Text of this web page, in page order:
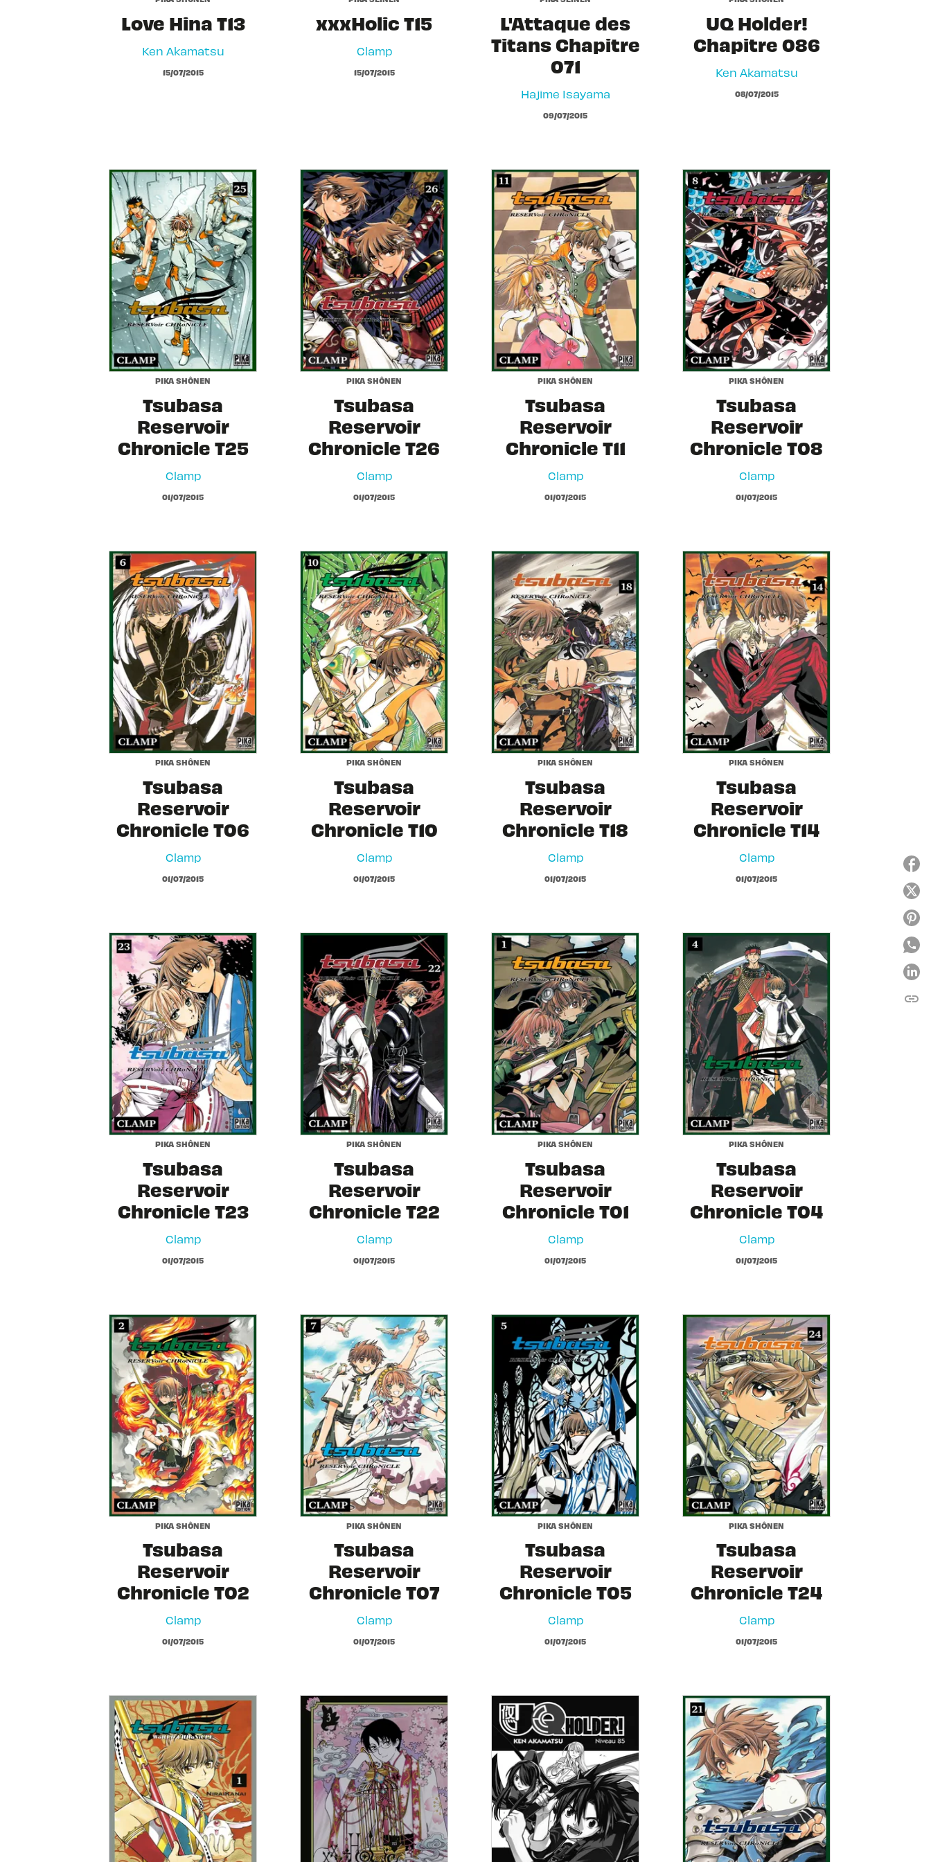
Love Hina T13
Ken Akamatsu
15/07/2015
xxxHolic T15
Clamp
15/07/2015
L'Attaque des
Titans Chapitre
071
Hajime Isayama
09/07/2015
UQ Holder!
Chapitre 086
Ken Akamatsu
08/07/2015
PIKA SHÔNEN
Tsubasa
Reservoir
Chronicle T25
Clamp
01/07/2015
PIKA SHÔNEN
Tsubasa
Reservoir
Chronicle T26
Clamp
01/07/2015
PIKA SHÔNEN
Tsubasa
Reservoir
Chronicle T11
Clamp
01/07/2015
PIKA SHÔNEN
Tsubasa
Reservoir
Chronicle T08
Clamp
01/07/2015
PIKA SHÔNEN
Tsubasa
Reservoir
Chronicle T06
Clamp
01/07/2015
PIKA SHÔNEN
Tsubasa
Reservoir
Chronicle T10
Clamp
01/07/2015
PIKA SHÔNEN
Tsubasa
Reservoir
Chronicle T18
Clamp
01/07/2015
PIKA SHÔNEN
Tsubasa
Reservoir
Chronicle T14
Clamp
01/07/2015
PIKA SHÔNEN
Tsubasa
Reservoir
Chronicle T23
Clamp
01/07/2015
PIKA SHÔNEN
Tsubasa
Reservoir
Chronicle T22
Clamp
01/07/2015
PIKA SHÔNEN
Tsubasa
Reservoir
Chronicle T01
Clamp
01/07/2015
PIKA SHÔNEN
Tsubasa
Reservoir
Chronicle T04
Clamp
01/07/2015
PIKA SHÔNEN
Tsubasa
Reservoir
Chronicle T02
Clamp
01/07/2015
PIKA SHÔNEN
Tsubasa
Reservoir
Chronicle T07
Clamp
01/07/2015
PIKA SHÔNEN
Tsubasa
Reservoir
Chronicle T05
Clamp
01/07/2015
PIKA SHÔNEN
Tsubasa
Reservoir
Chronicle T24
Clamp
01/07/2015
link